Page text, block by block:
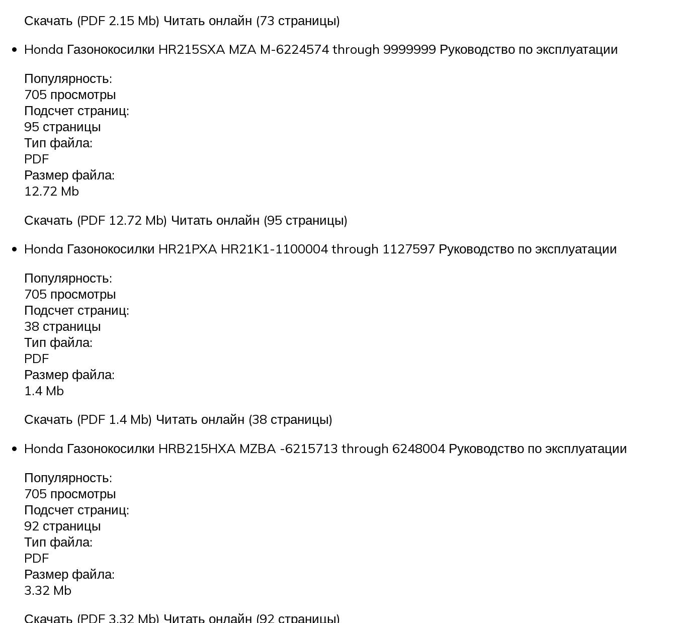
Скачать (PDF 2.15 Mb) Читать онлайн (73 страницы)
Honda Газонокосилки HR215SXA MZA M-6224574 through 9999999 Руководство по эксплуатации
Популярность:
705 просмотры
Подсчет страниц:
95 страницы
Тип файла:
PDF
Размер файла:
12.72 Mb
Скачать (PDF 12.72 Mb) Читать онлайн (95 страницы)
Honda Газонокосилки HR21PXA HR21K1-1100004 through 1127597 Руководство по эксплуатации
Популярность:
705 просмотры
Подсчет страниц:
38 страницы
Тип файла:
PDF
Размер файла:
1.4 Mb
Скачать (PDF 1.4 Mb) Читать онлайн (38 страницы)
Honda Газонокосилки HRB215HXA MZBA -6215713 through 6248004 Руководство по эксплуатации
Популярность:
705 просмотры
Подсчет страниц:
92 страницы
Тип файла:
PDF
Размер файла:
3.32 Mb
Скачать (PDF 3.32 Mb) Читать онлайн (92 страницы)